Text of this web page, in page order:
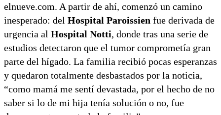
elnueve.com. A partir de ahí, comenzó un camino
inesperado: del Hospital Paroissien fue derivada de
urgencia al Hospital Notti, donde tras una serie de
estudios detectaron que el tumor comprometía gran
parte del hígado. La familia recibió pocas esperanzas
y quedaron totalmente desbastados por la noticia,
“como mamá me sentí devastada, por el hecho de no
saber si lo de mi hija tenía solución o no, fue